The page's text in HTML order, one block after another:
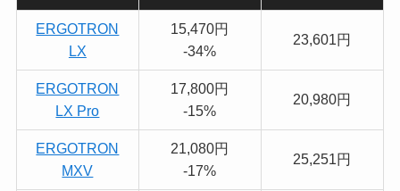
ERGOTRON
LX
15,470円
-34%
23,601円
ERGOTRON
LX Pro
17,800円
-15%
20,980円
ERGOTRON
MXV
21,080円
-17%
25,251円